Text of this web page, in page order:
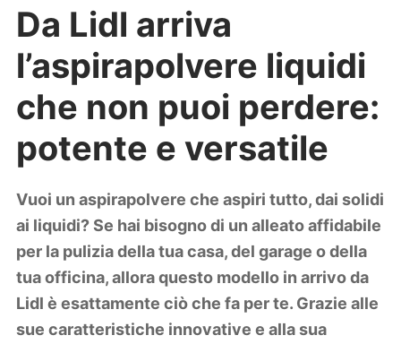
News
Cinema e TV
Casa & Giardino
Arredamento
Piante e fiori
DIY
Lifestyle
Viaggi
Zodiaco
Da Lidl arriva
l’aspirapolvere liquidi
che non puoi perdere:
potente e versatile
Vuoi un aspirapolvere che aspiri tutto, dai solidi
ai liquidi? Se hai bisogno di un alleato affidabile
per la pulizia della tua casa, del garage o della
tua officina, allora questo modello in arrivo da
Lidl è esattamente ciò che fa per te. Grazie alle
sue caratteristiche innovative e alla sua